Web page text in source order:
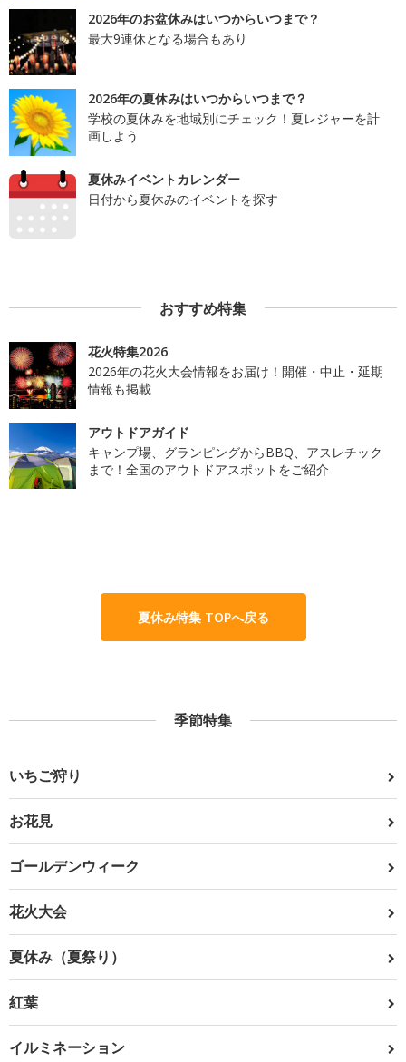
2026年のお盆休みはいつからいつまで？
最大9連休となる場合もあり
2026年の夏休みはいつからいつまで？
学校の夏休みを地域別にチェック！夏レジャーを計
画しよう
夏休みイベントカレンダー
日付から夏休みのイベントを探す
おすすめ特集
花火特集2026
2026年の花火大会情報をお届け！開催・中止・延期
情報も掲載
アウトドアガイド
キャンプ場、グランピングからBBQ、アスレチック
まで！全国のアウトドアスポットをご紹介
夏休み特集 TOPへ戻る
季節特集
いちご狩り
お花見
ゴールデンウィーク
花火大会
夏休み（夏祭り）
紅葉
イルミネーション